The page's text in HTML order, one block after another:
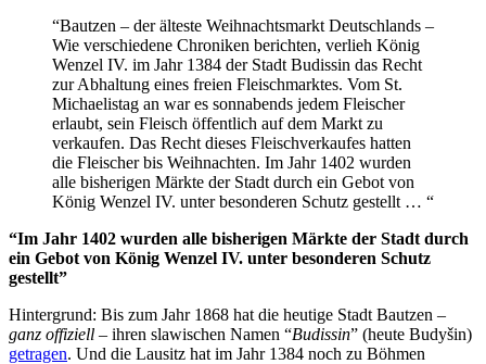
“Bautzen – der älteste Weihnachtsmarkt Deutschlands –
Wie verschiedene Chroniken berichten, verlieh König
Wenzel IV. im Jahr 1384 der Stadt Budissin das Recht
zur Abhaltung eines freien Fleischmarktes. Vom St.
Michaelistag an war es sonnabends jedem Fleischer
erlaubt, sein Fleisch öffentlich auf dem Markt zu
verkaufen. Das Recht dieses Fleischverkaufes hatten
die Fleischer bis Weihnachten. Im Jahr 1402 wurden
alle bisherigen Märkte der Stadt durch ein Gebot von
König Wenzel IV. unter besonderen Schutz gestellt … “
“Im Jahr 1402 wurden alle bisherigen Märkte der Stadt durch
ein Gebot von König Wenzel IV. unter besonderen Schutz
gestellt”
Hintergrund: Bis zum Jahr 1868 hat die heutige Stadt Bautzen –
ganz offiziell – ihren slawischen Namen “Budissin” (heute Budyšin)
getragen. Und die Lausitz hat im Jahr 1384 noch zu Böhmen